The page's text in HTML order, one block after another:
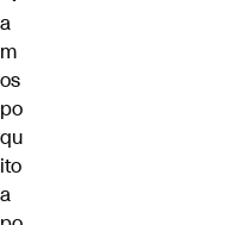
a
m
os
po
qu
ito
a